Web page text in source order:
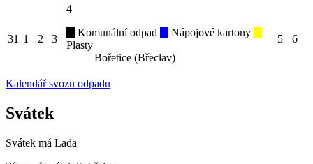
31 1 2 3
4
Komunální odpad
Nápojové kartony
Plasty
Bořetice (Břeclav)
5 6
Kalendář svozu odpadu
Svátek
Svátek má Lada